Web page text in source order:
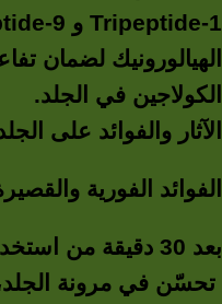
الهيالورونيك لضمان
الكولاجين في الجلد.
الآثار والفوائد على
الفوائد الفورية
تحسّن في مرونة